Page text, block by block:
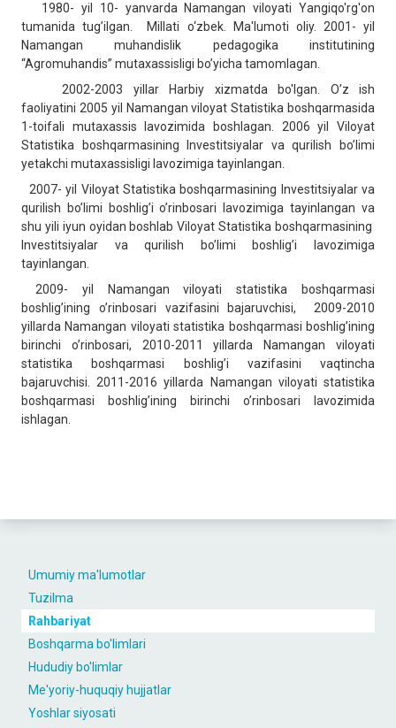
Umumiy ma'lumotlar
Tuzilma
Rahbariyat
Boshqarma bo'limlari
Hududiy bo'limlar
Me'yoriy-huquqiy hujjatlar
Yoshlar siyosati
1980- yil 10- yanvarda Namangan viloyati Yangiqo'rg'on
tumanida tug’ilgan. Millati o‘zbek. Ma'lumoti oliy. 2001- yil
Namangan muhandislik pedagogika institutining
“Agromuhandis” mutaxassisligi bo’yicha tamomlagan.
2002-2003 yillar Harbiy xizmatda bo'lgan. O’z ish
faoliyatini 2005 yil Namangan viloyat Statistika boshqarmasida
1-toifali mutaxassis lavozimida boshlagan. 2006 yil Viloyat
Statistika boshqarmasining Investitsiyalar va qurilish bo’limi
yetakchi mutaxassisligi lavozimiga tayinlangan.
2007- yil Viloyat Statistika boshqarmasining Investitsiyalar va
qurilish bo’limi boshlig’i o’rinbosari lavozimiga tayinlangan va
shu yili iyun oyidan boshlab Viloyat Statistika boshqarmasining
Investitsiyalar va qurilish bo’limi boshlig’i lavozimiga
tayinlangan.
2009- yil Namangan viloyati statistika boshqarmasi
boshlig’ining o’rinbosari vazifasini bajaruvchisi, 2009-2010
yillarda Namangan viloyati statistika boshqarmasi boshlig’ining
birinchi o’rinbosari, 2010-2011 yillarda Namangan viloyati
statistika boshqarmasi boshlig’i vazifasini vaqtincha
bajaruvchisi. 2011-2016 yillarda Namangan viloyati statistika
boshqarmasi boshlig’ining birinchi o’rinbosari lavozimida
ishlagan.